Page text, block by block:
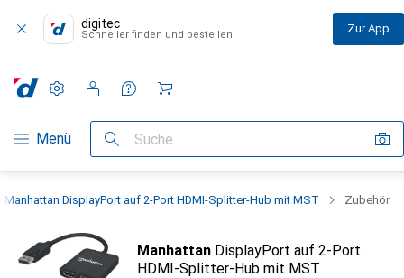
digitec
Schneller finden und bestellen Zur App
Navigation nach Kategorien
Menü Suche
Einstellungen
Kundenkonto
Vergleichslisten
Merklisten
Warenkorb
Manhattan DisplayPort auf 2-Port HDMI-Splitter-Hub mit MST Zubehör
Manhattan DisplayPort auf 2-Port
HDMI-Splitter-Hub mit MST